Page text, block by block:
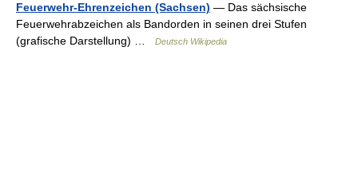
Feuerwehr-Ehrenzeichen (Sachsen) — Das sächsische
Feuerwehrabzeichen als Bandorden in seinen drei Stufen
(grafische Darstellung) …
Deutsch Wikipedia